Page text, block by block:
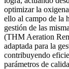
optimizar la
ello al campo de la
gestión de las
(THM Aeration
adaptada para la
contribuyendo
parámetros de